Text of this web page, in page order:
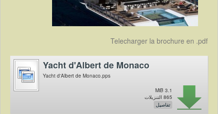
Telecharger la brochure en .pdf
Yacht d'Albert de Monaco
Yacht d'Albert de Monaco.pps
3.1 MiB
865 التنزيلات
تفاصيل